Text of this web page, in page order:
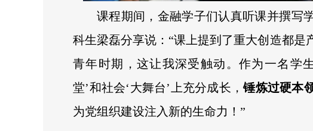
课程期间，金融学子们认真听课并撰写
科生梁磊分享说：“课上提到了重大创造都是
青年时期，这让我深受触动。作为一名学
堂’和社会‘大舞台’上充分成长，锤炼过硬本
为党组织建设注入新的生命力！”